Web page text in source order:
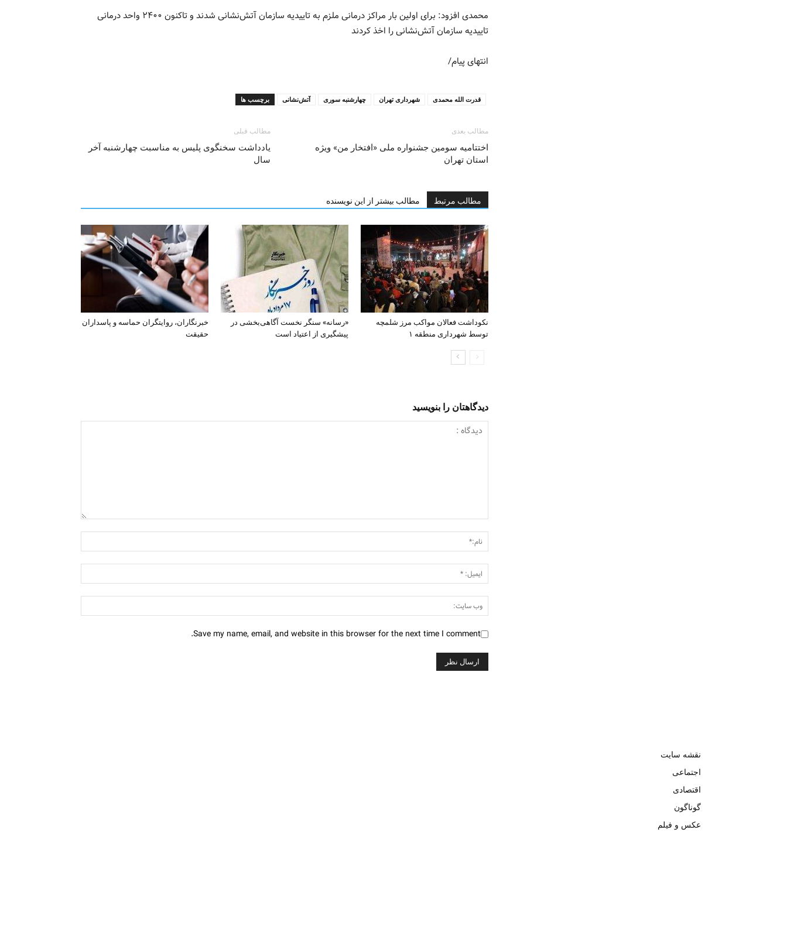
محمدی افزود: برای اولین بار مراکز درمانی ملزم به تاییدیه سازمان آتش‌نشانی شدند و تاکنون ۲۴۰۰ واحد درمانی
تاییدیه سازمان آتش‌نشانی را اخذ کردند
انتهای پیام/
برچسب ها آتش‌نشانی چهارشنبه سوری شهرداری تهران قدرت الله محمدی
مطالب قبلی
یادداشت سخنگوی پلیس به مناسبت چهارشنبه آخر
سال
مطالب بعدی
اختتامیه‌‌ سومین جشنواره ملی «افتخار من» ویژه
استان تهران
مطالب مرتبط مطالب بیشتر از این نویسنده
خبرنگاران، روایتگران حماسه و پاسداران
حقیقت
«رسانه» سنگر نخست آگاهی‌بخشی در
پیشگیری از اعتیاد است
نکوداشت فعالان مواکب مرز شلمچه
توسط شهرداری منطقه ۱
دیدگاهتان را بنویسید
Save my name, email, and website in this browser for the next time I comment.
نقشه سایت
اجتماعی
اقتصادی
گوناگون
عکس و فیلم